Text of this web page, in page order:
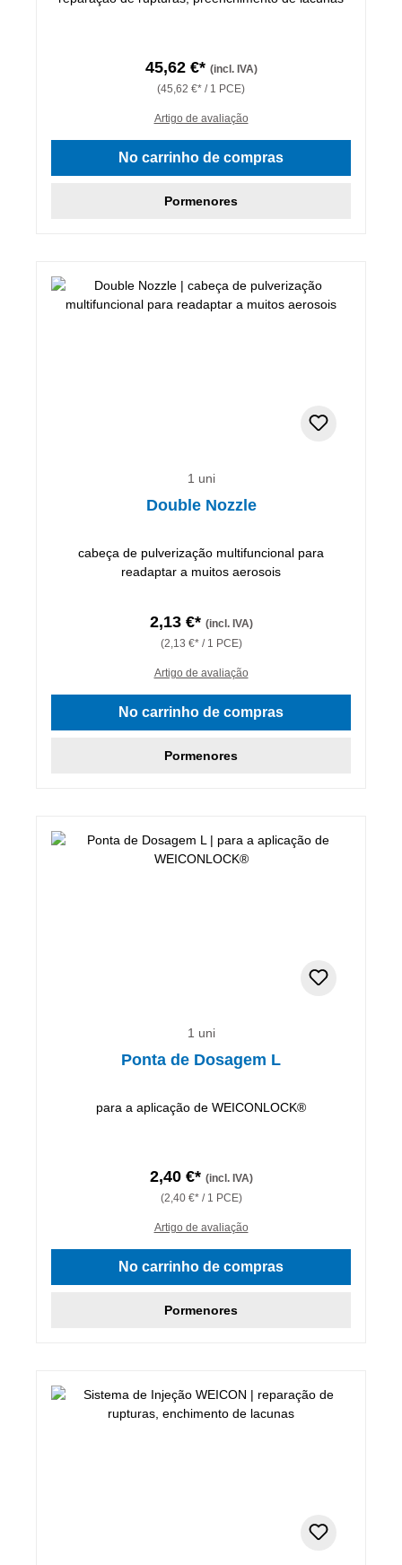
45,62 €* (incl. IVA)
(45,62 €* / 1 PCE)
Artigo de avaliação
No carrinho de compras
Pormenores
1 uni
Double Nozzle
cabeça de pulverização multifuncional para
readaptar a muitos aerosois
2,13 €* (incl. IVA)
(2,13 €* / 1 PCE)
Artigo de avaliação
No carrinho de compras
Pormenores
1 uni
Ponta de Dosagem L
para a aplicação de WEICONLOCK®
2,40 €* (incl. IVA)
(2,40 €* / 1 PCE)
Artigo de avaliação
No carrinho de compras
Pormenores